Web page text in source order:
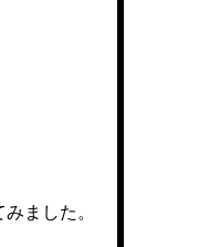
ました。